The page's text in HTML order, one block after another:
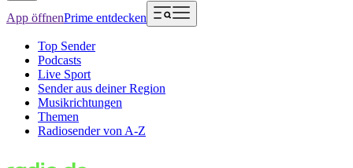
App öffnenPrime entdecken
Top Sender
Podcasts
Live Sport
Sender aus deiner Region
Musikrichtungen
Themen
Radiosender von A-Z